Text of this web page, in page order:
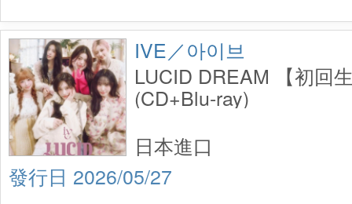
IVE／아이브
LUCID DREAM 【初回
(CD+Blu-ray)
2026/05/27
日本進口